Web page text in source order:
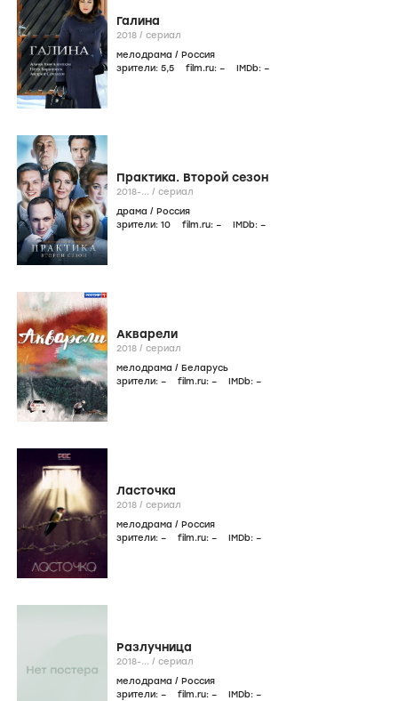
Галина
2018 / сериал
мелодрама / Россия
зрители: 5,5 film.ru: – IMDb: –
Практика. Второй сезон
2018-... / сериал
драма / Россия
зрители: 10 film.ru: – IMDb: –
Акварели
2018 / сериал
мелодрама / Беларусь
зрители: – film.ru: – IMDb: –
Ласточка
2018 / сериал
мелодрама / Россия
зрители: – film.ru: – IMDb: –
Разлучница
2018-... / сериал
мелодрама / Россия
зрители: – film.ru: – IMDb: –